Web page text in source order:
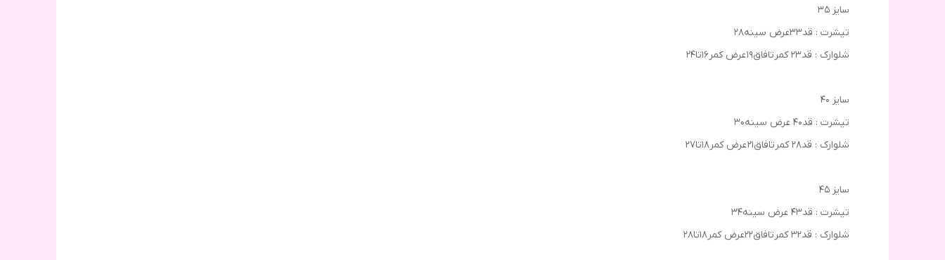
سایز ۳۵
تیشرت : قد۳۳عرض سینه۲۸
شلوارک : قد۲۳ کمرتافاق۱۹ عرض کمر۱۶تا۲۴
سایز ۴۰
تیشرت : قد۴۰ عرض سینه۳۰
شلوارک : قد۲۸ کمرتافاق۲۱ عرض کمر۱۸تا۲۷
سایز ۴۵
تیشرت : قد۴۳ عرض سینه۳۴
شلوارک : قد۳۲ کمرتافاق۲۲عرض کمر۱۸تا۲۸